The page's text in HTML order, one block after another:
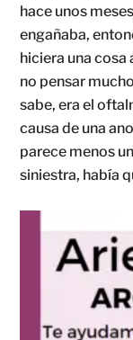
hace unos
engañaba,
hiciera una cosa
no pensar
sabe, era el
causa de una
parece menos
siniestra, había